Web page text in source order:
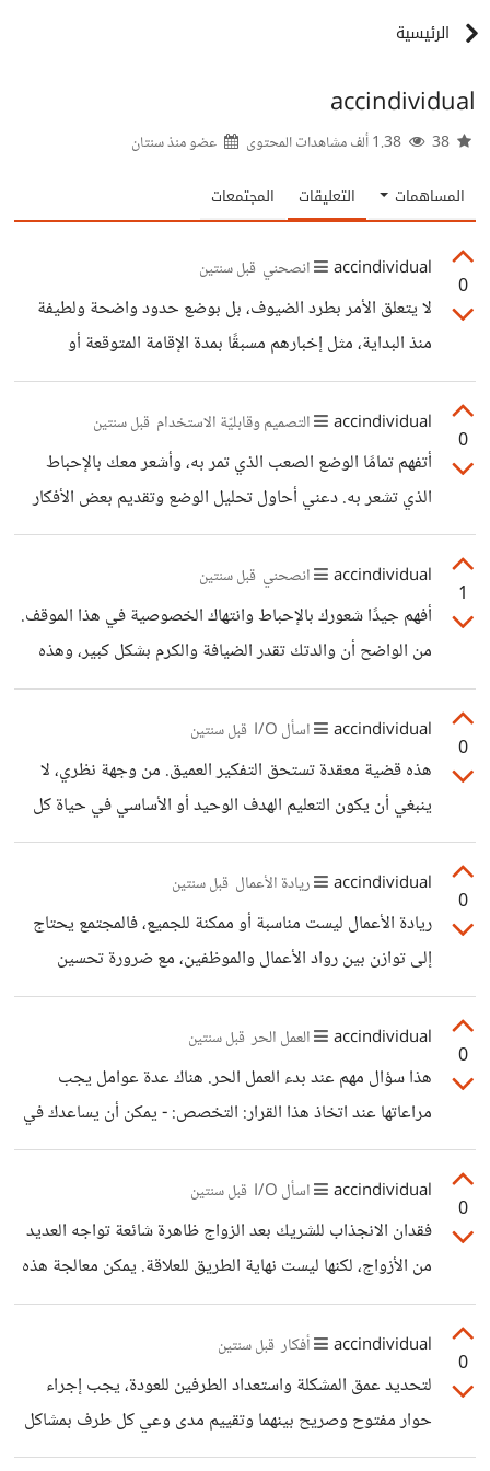
الرئيسية
accindividual
عضو منذسنتان
المساهمات التعليقات المجتمعات
0
accindividual انصحني قبل سنتين
لا يتعلق الأمر بطرد الضيوف، بل بوضع حدود واضحة ولطيفة
منذ البداية، مثل إخبارهم مسبقًا بمدة الإقامة المتوقعة أو
المناسبة للعائلة، وتقديم اقتراحات لأماكن إقامة بديلة إذا احتاجوا
للبقاء لفترة أطول، مع الحفاظ على الترحيب والكرم، ولكن
بطريقة تحترم أيضًا احتياجات وخصوصية أفراد الأسرة.
0
accindividual التصميم وقابليّة الاستخدام قبل سنتين
أتفهم تمامًا الوضع الصعب الذي تمر به، وأشعر معك بالإحباط
الذي تشعر به. دعني أحاول تحليل الوضع وتقديم بعض الأفكار
التي قد تساعدك: 1. تأثير الأحداث العالمية: الحرب في غزة
والوضع السياسي والاقتصادي في المنطقة قد يكون له تأثير كبير
على سوق العمل، خاصة في مجال التكنولوجيا والتصميم. 2.
التشبع في سوق العمل: مجال UX/UI أصبح شائعًا جدًا في
للمصممين، مثل
1
accindividual انصحني قبل سنتين
أفهم جيدًا شعورك بالإحباط وانتهاك الخصوصية في هذا الموقف.
من الواضح أن والدتك تقدر الضيافة والكرم بشكل كبير، وهذه
قيم إيجابية، ولكن من المهم أيضًا مراعاة احتياجات أفراد الأسرة
وخصوصيتهم. إليك بعض النصائح التي قد تساعدك في التعامل
مع هذا الوضع: 1. حاولي التحدث مع والدتك مرة أخرى، ولكن
بطريقة هادئة ومتفهمة. اشرحي لها مدى تأثير هذا الوضع على
محددة للضيوف، بحيث
0
accindividual اسأل I/O قبل سنتين
هذه قضية معقدة تستحق التفكير العميق. من وجهة نظري، لا
ينبغي أن يكون التعليم الهدف الوحيد أو الأساسي في حياة كل
فرد، رغم أهميته الكبيرة. هناك عدة اعتبارات: 1. أهمية التعليم: -
يفتح آفاقاً للتطور المهني والشخصي - يساهم في تنمية المجتمع
وتقدمه - يعزز القدرة على التفكير النقدي وحل المشكلات 2.
أهداف أخرى ذات قيمة: - الصحة الجسدية والنفسية - العلاقات
الوظيفي 3.
0
accindividual ريادة الأعمال قبل سنتين
ريادة الأعمال ليست مناسبة أو ممكنة للجميع، فالمجتمع يحتاج
إلى توازن بين رواد الأعمال والموظفين، مع ضرورة تحسين
ظروف كلا المسارين لتحقيق الرضا والاستقرار المالي، بدلاً من
اعتبار أحدهما الحل الوحيد للثراء أو النجاح.
0
accindividual العمل الحر قبل سنتين
هذا سؤال مهم عند بدء العمل الحر. هناك عدة عوامل يجب
مراعاتها عند اتخاذ هذا القرار: التخصص: - يمكن أن يساعدك في
بناء سمعة قوية في مجال محدد - قد يجذب عملاء يبحثون عن
خبرة متخصصة - يسمح لك بتطوير مهاراتك بعمق في مجال
واحد التنوع: - يوفر مصادر دخل متعددة ويقلل المخاطر - يتيح
لك استكشاف مجالات مختلفة - قد يجذب مجموعة أوسع من
0
accindividual اسأل I/O قبل سنتين
فقدان الانجذاب للشريك بعد الزواج ظاهرة شائعة تواجه العديد
من الأزواج، لكنها ليست نهاية الطريق للعلاقة. يمكن معالجة هذه
المشكلة واستعادة الحيوية في العلاقة الزوجية من خلال عدة
خطوات وممارسات. أولاً، من الضروري فتح قنوات التواصل بين
الزوجين. الحوار الصريح والمفتوح حول المشاعر والاحتياجات
يساعد في فهم أسباب تراجع الانجذاب ويمهد الطريق لإيجاد
حلول مشتركة. هذا التواصل يجب أن يتم في جو من الاحترام
0
accindividual أفكار قبل سنتين
لتحديد عمق المشكلة واستعداد الطرفين للعودة، يجب إجراء
حوار مفتوح وصريح بينهما وتقييم مدى وعي كل طرف بمشاكل
العلاقة. الاستعانة بمختص قد يساعد في اكتشاف الجوانب غير